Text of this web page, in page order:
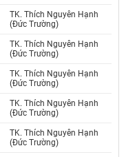
TK. Thích Nguyên Hạnh
(Đức Trường)
TK. Thích Nguyên Hạnh
(Đức Trường)
TK. Thích Nguyên Hạnh
(Đức Trường)
TK. Thích Nguyên Hạnh
(Đức Trường)
TK. Thích Nguyên Hạnh
(Đức Trường)